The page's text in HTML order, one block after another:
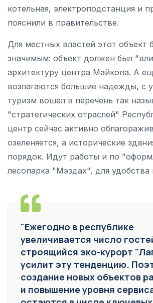
котельная, электроподстанция и
пояснили в правительстве.
Для местных властей этот объект
значимым: объект должен был
архитектуру центра Майкопа. А
возлагаются большие надежды, с
туризм вошел в перечень так
"стратегических отраслей"
центр сейчас активно
озеленяется, а исторические
порядок. Идут работы и по
лесопарка "Мэздах", для удобства
"Ежегодно в республике
увеличивается число
строящийся эко-курорт
усилит эту тенденцию.
создание новых объектов
и повышение уровня